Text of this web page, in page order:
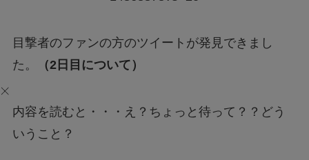
目撃者のファンの方のツイートが発見できまし
た。
（2日目について）
内容を読むと・・・え？ちょっと待って？？どう
いうこと？